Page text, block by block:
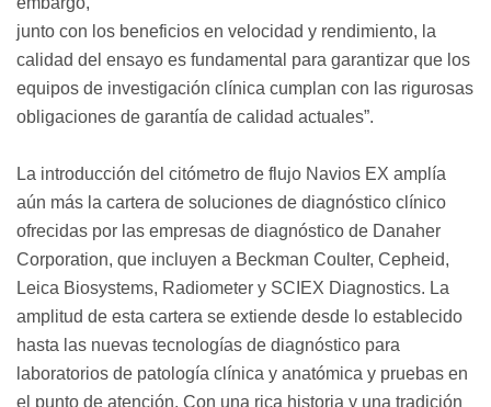
junto con los beneficios en velocidad y rendimiento, la
calidad del ensayo es fundamental para garantizar que los
equipos de investigación clínica cumplan con las rigurosas
obligaciones de garantía de calidad actuales”.
La introducción del citómetro de flujo Navios EX amplía
aún más la cartera de soluciones de diagnóstico clínico
ofrecidas por las empresas de diagnóstico de Danaher
Corporation, que incluyen a Beckman Coulter, Cepheid,
Leica Biosystems, Radiometer y SCIEX Diagnostics. La
amplitud de esta cartera se extiende desde lo establecido
hasta las nuevas tecnologías de diagnóstico para
laboratorios de patología clínica y anatómica y pruebas en
el punto de atención. Con una rica historia y una tradición